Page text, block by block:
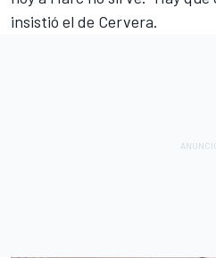
insistió el de Cervera.